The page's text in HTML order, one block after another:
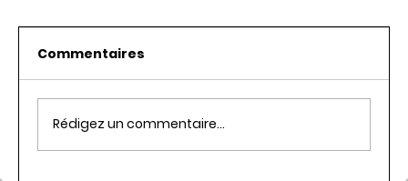
Commentaires
Rédigez un commentaire...